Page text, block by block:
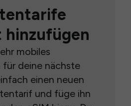
hinzufügen
mobiles
für deine nächste
einen neuen
und füge ihn